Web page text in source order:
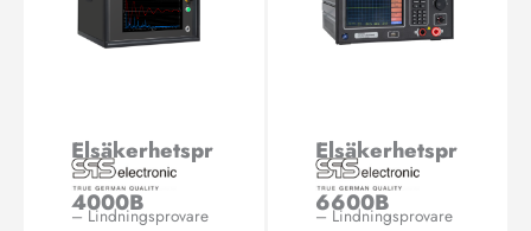
Elsäkerhetspr
ovare ST
4000B
– Lindningsprovare
Elsäkerhetspr
ovare ST
6600B
– Lindningsprovare